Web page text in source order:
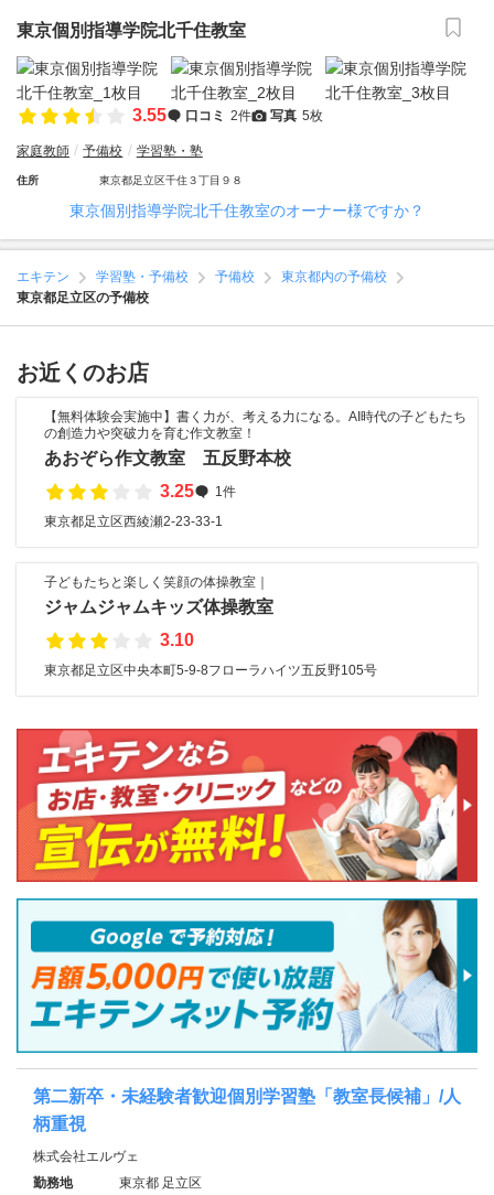
東京個別指導学院北千住教室
3.55 口コミ 2件 写真 5枚
家庭教師 予備校 学習塾・塾
住所 東京都足立区千住３丁目９８
東京個別指導学院北千住教室のオーナー様ですか？
エキテン 学習塾・予備校 予備校
東京都内の予備校
東京都足立区の予備校
お近くのお店
【無料体験会実施中】書く力が、考える力になる。AI時代の子どもたち
の創造力や突破力を育む作文教室！
あおぞら作文教室 五反野本校
3.25
1件
東京都足立区西綾瀬2-23-33-1
子どもたちと楽しく笑顔の体操教室｜
ジャムジャムキッズ体操教室
3.10
東京都足立区中央本町5-9-8フローラハイツ五反野105号
第二新卒・未経験者歓迎個別学習塾「教室長候補」/人
柄重視
株式会社エルヴェ
勤務地
東京都 足立区